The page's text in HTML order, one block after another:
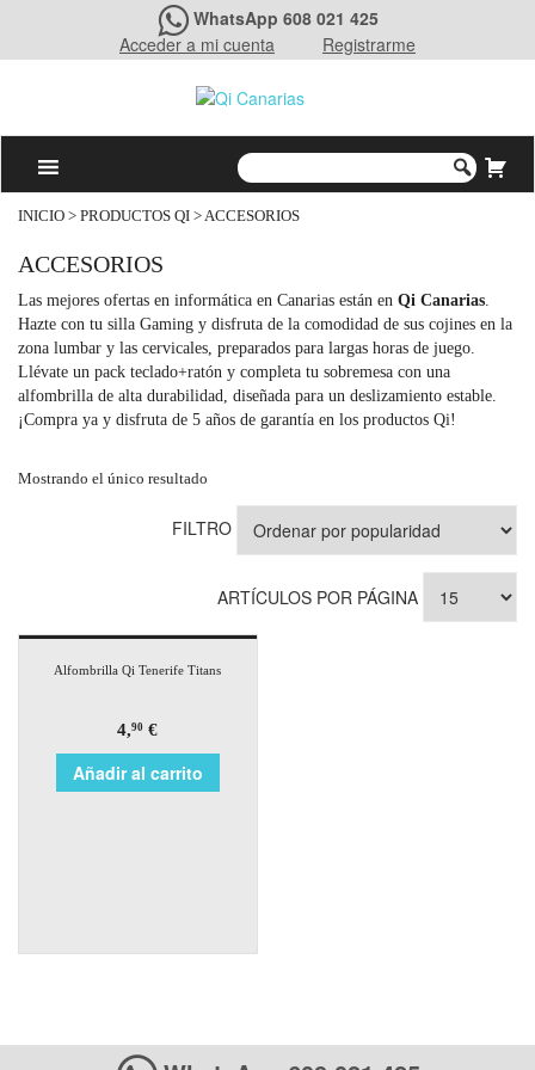
WhatsApp 608 021 425
Acceder a mi cuenta
Registrarme
INICIO > PRODUCTOS QI > ACCESORIOS
ACCESORIOS
Las mejores ofertas en informática en Canarias están en Qi Canarias.
Hazte con tu silla Gaming y disfruta de la comodidad de sus cojines en la
zona lumbar y las cervicales, preparados para largas horas de juego.
Llévate un pack teclado+ratón y completa tu sobremesa con una
alfombrilla de alta durabilidad, diseñada para un deslizamiento estable.
¡Compra ya y disfruta de 5 años de garantía en los productos Qi!
Mostrando el único resultado
FILTRO
ARTÍCULOS POR PÁGINA
Alfombrilla Qi Tenerife Titans
4,90 €
Añadir al carrito